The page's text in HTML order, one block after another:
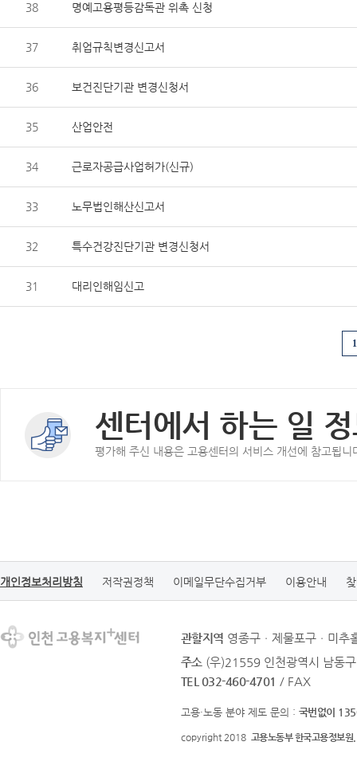
38 명예고용평등감독관 위촉 신청
37 취업규칙변경신고서
36 보건진단기관 변경신청서
35 산업안전
34 근로자공급사업허가(신규)
33 노무법인해산신고서
32 특수건강진단기관 변경신청서
31 대리인해임신고
1
센터에서 하는 일
평가해 주신 내용은 고용센터의 서비스 개선에 참고됩니
개인정보처리방침 저작권정책 이메일무단수집거부 이용안내
관할지역 영종구ㆍ제물포구ㆍ미추
주소 (우)21559 인천광역시 남동
TEL 032-460-4701 / FAX
고용·노동 분야 제도 문의 : 국번없이
copyright 2018 고용노동부 한국고용정보원.